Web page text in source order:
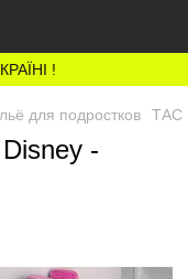
!
для подростков ТАС
-